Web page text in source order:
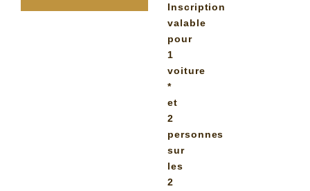
Inscription
valable
pour
1
voiture
*
et
2
personnes
sur
les
2